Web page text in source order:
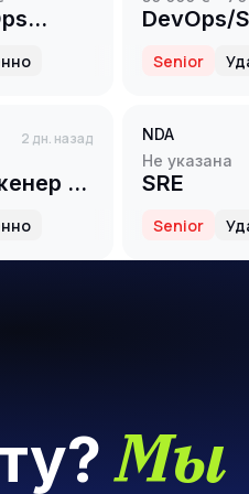
DevOps/
Senior
2 дн. назад
в
NDA
Не указана
SRE
Senior
Мы